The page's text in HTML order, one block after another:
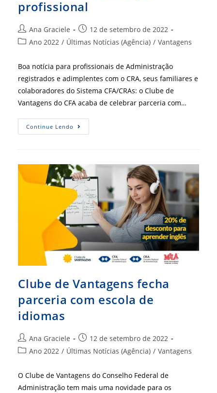
profissional
Autor
do
Ana Graciele
Post
publicado:
12 de setembro de 2022
Categoria
Ano 2022 / Últimas Notícias (Agência) / Vantagens
Boa notícia para profissionais de Administração
registrados e adimplentes com o CRA, seus familiares e
colaboradores do Sistema CFA/CRAs: o Clube de
Vantagens do CFA acaba de celebrar parceria com…
Continue Lendo Mercado
De
Busca
Uma
Recolocação
Profissional
Clube de Vantagens fecha
parceria com escola de
idiomas
Autor
do
Ana Graciele
Post
publicado:
12 de setembro de 2022
Categoria
post:
Ano 2022 / Últimas Notícias (Agência) / Vantagens
O Clube de Vantagens do Conselho Federal de
Administração tem mais uma novidade para os